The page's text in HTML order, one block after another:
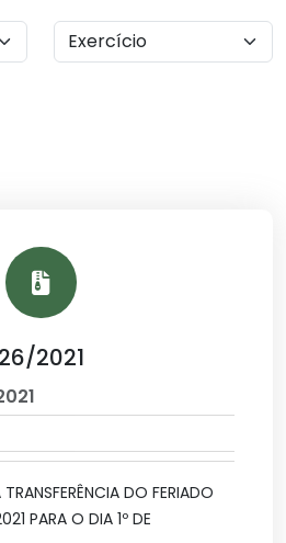
2021
DO FERIADO
PARA O DIA 1º DE